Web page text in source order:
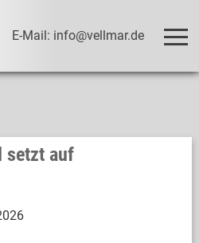
E-Mail: info@vellmar.de
setzt auf